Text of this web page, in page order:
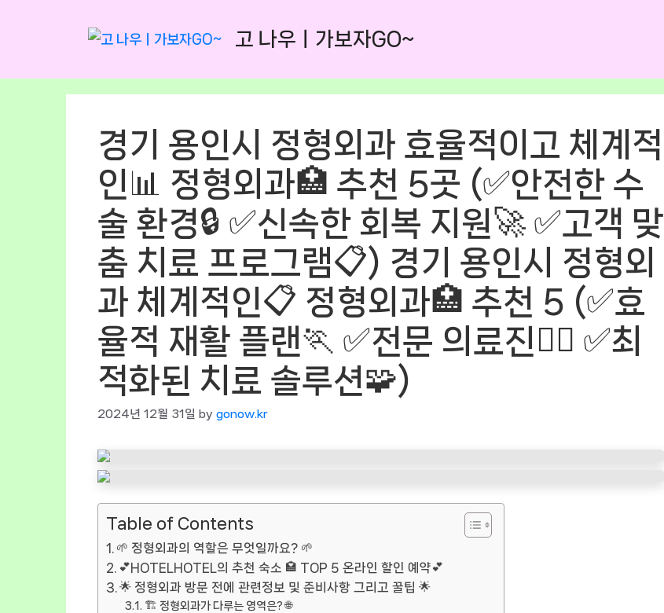
고 나우ㅣ가보자GO~
경기 용인시 정형외과 효율적이고 체계적
인📊 정형외과🏥 추천 5곳 (✅안전한 수
술 환경🔒 ✅신속한 회복 지원🚀 ✅고객 맞
춤 치료 프로그램📋) 경기 용인시 정형외
과 체계적인📋 정형외과🏥 추천 5 (✅효
율적 재활 플랜🏃 ✅전문 의료진👩‍⚕️ ✅최
적화된 치료 솔루션🧩)
2024년 12월 31일 by gonow.kr
Table of Contents
🌱 정형외과의 역할은 무엇일까요? 🌱
💕HOTELHOTEL의 추천 숙소 🏩 TOP 5 온라인 할인 예약💕
🌟 정형외과 방문 전에 관련정보 및 준비사항 그리고 꿀팁 🌟
🏗 정형외과가 다루는 영역은? 🌐